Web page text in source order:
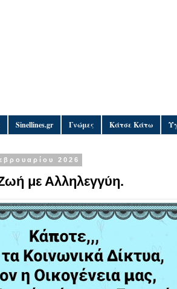
Sinellines.gr Γνώμες Κάτσε Κάτω
2026
με Αλληλεγγύη.